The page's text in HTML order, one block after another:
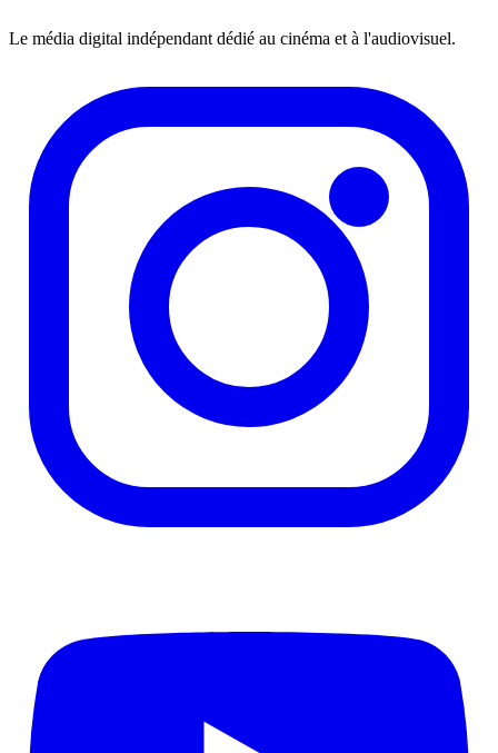
Le média digital indépendant dédié au cinéma et à l'audiovisuel.